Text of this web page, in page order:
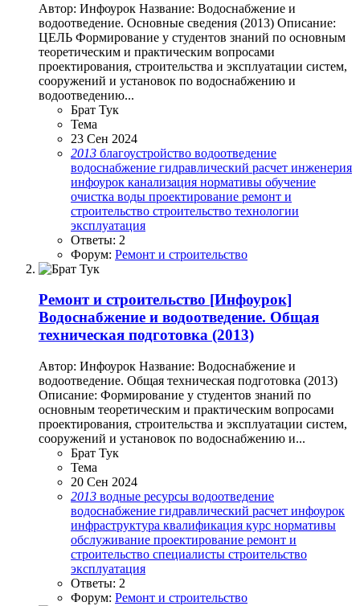
Автор: Инфоурок Название: Водоснабжение и
водоотведение. Основные сведения (2013) Описание:
ЦЕЛЬ Формирование у студентов знаний по основным
теоретическим и практическим вопросами
проектирования, строительства и эксплуатации систем,
сооружений и установок по водоснабжению и
водоотведению...
Брат Тук
Тема
23 Сен 2024
2013 благоустройство водоотведение
водоснабжение гидравлический расчет инженерия
инфоурок канализация нормативы обучение
очистка воды проектирование ремонт и
строительство строительство технологии
эксплуатация
Ответы: 2
Форум: Ремонт и строительство
Ремонт и строительство [Инфоурок]
Водоснабжение и водоотведение. Общая
техническая подготовка (2013)
Автор: Инфоурок Название: Водоснабжение и
водоотведение. Общая техническая подготовка (2013)
Описание: Формирование у студентов знаний по
основным теоретическим и практическим вопросами
проектирования, строительства и эксплуатации систем,
сооружений и установок по водоснабжению и...
Брат Тук
Тема
20 Сен 2024
2013 водные ресурсы водоотведение
водоснабжение гидравлический расчет инфоурок
инфраструктура квалификация курс нормативы
обслуживание проектирование ремонт и
строительство специалисты строительство
эксплуатация
Ответы: 2
Форум: Ремонт и строительство